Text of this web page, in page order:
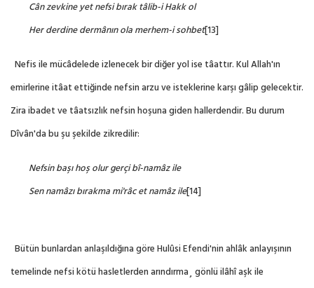
Cân zevkine yet nefsi bırak tâlib-i Hakk ol
Her derdine dermânın ola merhem-i sohbet[13]
Nefis ile mücâdelede izlenecek bir diğer yol ise tâattır. Kul Allah'ın
emirlerine itâat ettiğinde nefsin arzu ve isteklerine karşı gâlip gelecektir.
Zira ibadet ve tâatsızlık nefsin hoşuna giden hallerdendir. Bu durum
Dîvân'da bu şu şekilde zikredilir:
Nefsin başı hoş olur gerçi bî-namâz ile
Sen namâzı bırakma mi'râc et namâz ile[14]
Bütün bunlardan anlaşıldığına göre Hulûsi Efendi'nin ahlâk anlayışının
temelinde nefsi kötü hasletlerden arındırma¸ gönlü ilâhî aşk ile